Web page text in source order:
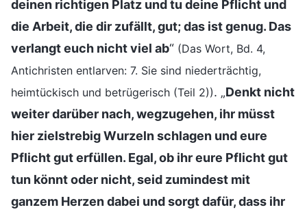
deinen richtigen Platz und tu deine Pflicht und
die Arbeit, die dir zufällt, gut; das ist genug. Das
verlangt euch nicht viel ab“ (Das Wort, Bd. 4,
Antichristen entlarven: 7. Sie sind niederträchtig,
heimtückisch und betrügerisch (Teil 2)). „Denkt nicht
weiter darüber nach, wegzugehen, ihr müsst
hier zielstrebig Wurzeln schlagen und eure
Pflicht gut erfüllen. Egal, ob ihr eure Pflicht gut
tun könnt oder nicht, seid zumindest mit
ganzem Herzen dabei und sorgt dafür, dass ihr